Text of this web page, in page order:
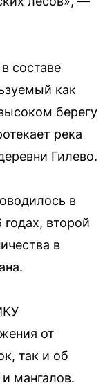
составе
как
берегу
река
Гилево.
в
второй
в
от
так и об
мангалов.